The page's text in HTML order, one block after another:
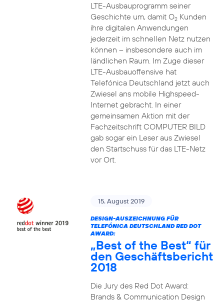
LTE-Ausbauprogramm seiner
Geschichte um, damit O2Kunden
ihre digitalen Anwendungen
jederzeit im schnellen Netz nutzen
können – insbesondere auch im
ländlichen Raum. Im Zuge dieser
LTE-Ausbauoffensive hat
Telefónica Deutschland jetzt auch
Zwiesel ans mobile Highspeed-
Internet gebracht. In einer
gemeinsamen Aktion mit der
Fachzeitschrift COMPUTER BILD
gab sogar ein Leser aus Zwiesel
den Startschuss für das LTE-Netz
vor Ort.
15. August 2019
DESIGN-AUSZEICHNUNG FÜR
TELEFÓNICA DEUTSCHLAND RED DOT
AWARD:
„Best of the Best“ für
den Geschäftsbericht
2018
Die Jury des Red Dot Award:
Brands & Communication Design